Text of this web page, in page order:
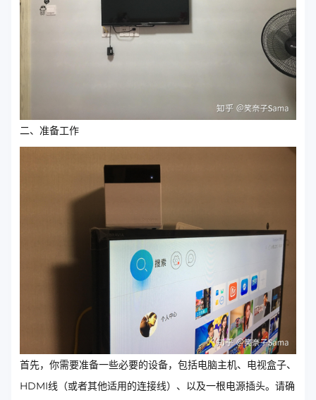
二、准备工作
首先，你需要准备一些必要的设备，包括电脑主机、电视盒子、
HDMI线（或者其他适用的连接线）、以及一根电源插头。请确